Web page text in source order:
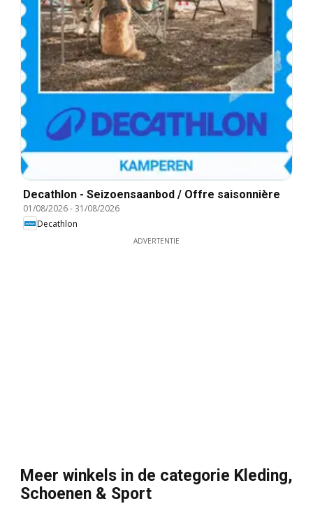
Decathlon - Seizoensaanbod / Offre saisonnière
01/08/2026-31/08/2026
Decathlon
ADVERTENTIE
Meer winkels in de categorie Kleding,
Schoenen & Sport